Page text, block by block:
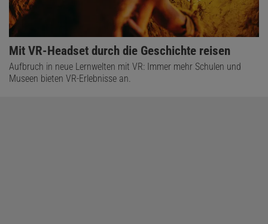
Mit VR-Headset durch die Geschichte reisen
Aufbruch in neue Lernwelten mit VR: Immer mehr Schulen und
Museen bieten VR-Erlebnisse an.